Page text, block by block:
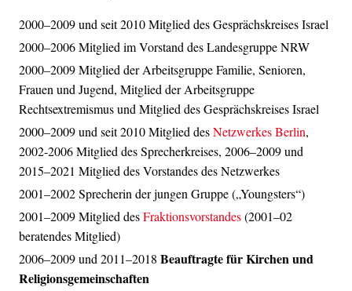
2000–2009 und seit 2010 Mitglied des Gesprächskreises Israel
2000–2006 Mitglied im Vorstand des Landesgruppe NRW
2000–2009 Mitglied der Arbeitsgruppe Familie, Senioren,
Frauen und Jugend, Mitglied der Arbeitsgruppe
Rechtsextremismus und Mitglied des Gesprächskreises Israel
2000–2009 und seit 2010 Mitglied desNetzwerkes Berlin,
2002-2006 Mitglied des Sprecherkreises, 2006–2009 und
2015–2021 Mitglied des Vorstandes des Netzwerkes
2001–2002 Sprecherin der jungen Gruppe („Youngsters“)
2001–2009 Mitglied desFraktionsvorstandes(2001–02
beratendes Mitglied)
2006–2009 und 2011–2018 Beauftragte für Kirchen und
Religionsgemeinschaften